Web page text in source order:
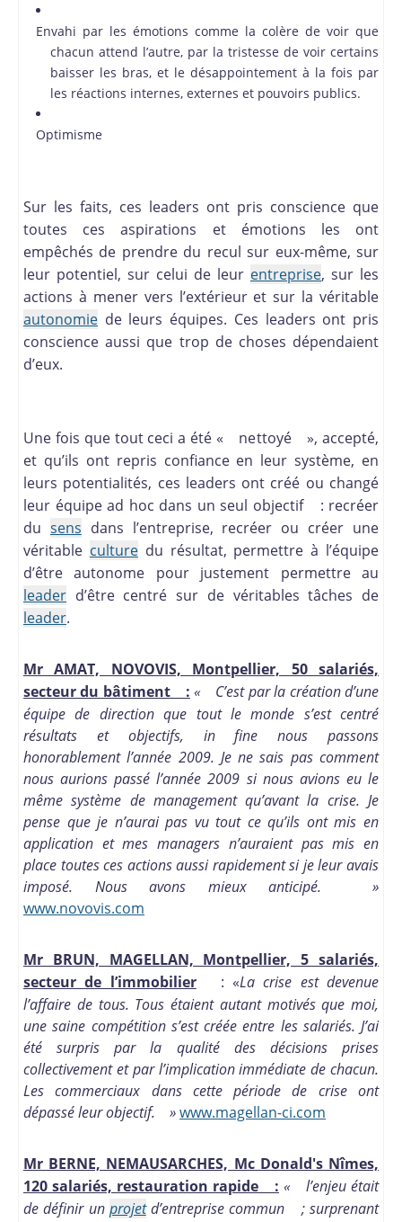
Envahi par les émotions comme la colère de voir que
chacun attend l’autre, par la tristesse de voir certains
baisser les bras, et le désappointement à la fois par
les réactions internes, externes et pouvoirs publics.
Optimisme
Sur les faits, ces leaders ont pris conscience que
toutes ces aspirations et émotions les ont
empêchés de prendre du recul sur eux-même, sur
leur potentiel, sur celui de leur entreprise, sur les
actions à mener vers l’extérieur et sur la véritable
autonomie de leurs équipes. Ces leaders ont pris
conscience aussi que trop de choses dépendaient
d’eux.
Une fois que tout ceci a été « nettoyé », accepté,
et qu’ils ont repris confiance en leur système, en
leurs potentialités, ces leaders ont créé ou changé
leur équipe ad hoc dans un seul objectif : recréer
du sens dans l’entreprise, recréer ou créer une
véritable culturedu résultat, permettre à l’équipe
d’être autonome pour justement permettre au
leader d’être centré sur de véritables tâches de
leader.
Mr AMAT, NOVOVIS, Montpellier, 50 salariés,
secteur du bâtiment : « C’est par la création d’une
équipe de direction que tout le monde s’est centré
résultats et objectifs, in fine nous passons
honorablement l’année 2009. Je ne sais pas comment
nous aurions passé l’année 2009 si nous avions eu le
même système de management qu’avant la crise. Je
pense que je n’aurai pas vu tout ce qu’ils ont mis en
application et mes managers n’auraient pas mis en
place toutes ces actions aussi rapidement si je leur avais
imposé. Nous avons mieux anticipé. »
www.novovis.com
Mr BRUN, MAGELLAN, Montpellier, 5 salariés,
secteur de l’immobilier: «La crise est devenue
l’affaire de tous. Tous étaient autant motivés que moi,
une saine compétition s’est créée entre les salariés. J’ai
été surpris par la qualité des décisions prises
collectivement et par l’implication immédiate de chacun.
Les commerciaux dans cette période de crise ont
dépassé leur objectif. »www.magellan-ci.com
Mr BERNE, NEMAUSARCHES, Mc Donald's Nîmes,
120 salariés, restauration rapide : « l’enjeu était
de définir un projetd’entreprise commun ; surprenant